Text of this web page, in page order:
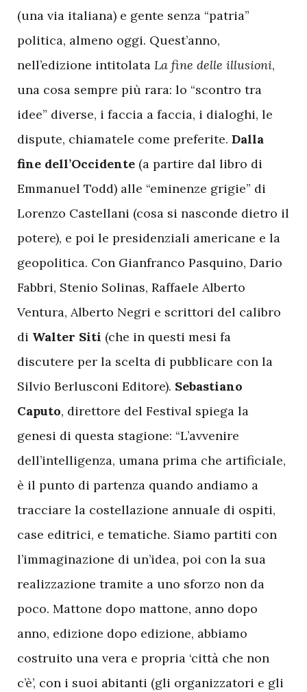
(una via italiana) e gente senza “patria”
politica, almeno oggi. Quest’anno,
nell’edizione intitolata La fine delle illusioni,
una cosa sempre più rara: lo “scontro tra
idee” diverse, i faccia a faccia, i dialoghi, le
dispute, chiamatele come preferite. Dalla
fine dell’Occidente (a partire dal libro di
Emmanuel Todd) alle “eminenze grigie” di
Lorenzo Castellani (cosa si nasconde dietro il
potere), e poi le presidenziali americane e la
geopolitica. Con Gianfranco Pasquino, Dario
Fabbri, Stenio Solinas, Raffaele Alberto
Ventura, Alberto Negri e scrittori del calibro
di Walter Siti (che in questi mesi fa
discutere per la scelta di pubblicare con la
Silvio Berlusconi Editore). Sebastiano
Caputo, direttore del Festival spiega la
genesi di questa stagione: “L’avvenire
dell’intelligenza, umana prima che artificiale,
è il punto di partenza quando andiamo a
tracciare la costellazione annuale di ospiti,
case editrici, e tematiche. Siamo partiti con
l’immaginazione di un’idea, poi con la sua
realizzazione tramite a uno sforzo non da
poco. Mattone dopo mattone, anno dopo
anno, edizione dopo edizione, abbiamo
costruito una vera e propria ‘città che non
c’è’, con i suoi abitanti (gli organizzatori e gli